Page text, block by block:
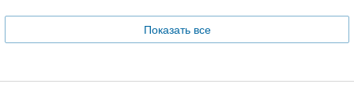
Показать все